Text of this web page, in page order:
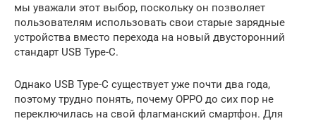
мы уважали этот выбор, поскольку он позволяет
пользователям использовать свои старые зарядные
устройства вместо перехода на новый двусторонний
стандарт USB Type-C.
Однако USB Type-C существует уже почти два года,
поэтому трудно понять, почему OPPO до сих пор не
переключилась на свой флагманский смартфон. Для